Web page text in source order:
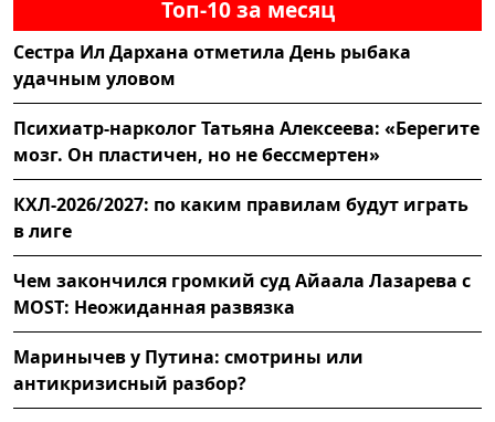
Топ-10 за месяц
Сестра Ил Дархана отметила День рыбака
удачным уловом
Психиатр-нарколог Татьяна Алексеева: «Берегите
мозг. Он пластичен, но не бессмертен»
КХЛ-2026/2027: по каким правилам будут играть
в лиге
Чем закончился громкий суд Айаала Лазарева с
MOST: Неожиданная развязка
Маринычев у Путина: смотрины или
антикризисный разбор?